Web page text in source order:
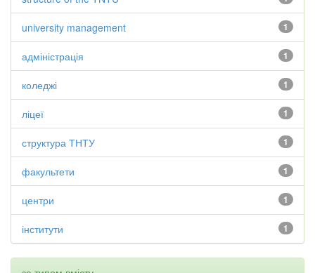
1
university management
1
адміністрація
1
коледжі
1
ліцеї
1
структура ТНТУ
1
факультети
1
центри
1
інститути